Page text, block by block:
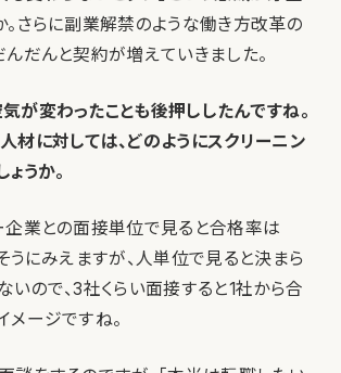
。さらに副業解禁のような働き方改革の
んだんと契約が増えていきました。
変わったことも後押ししたんですね。
材に対しては、どのようにスクリーニン
うか。
企業との面接単位で見ると合格率は
うにみえますが、人単位で見ると決まら
いので、3社くらい面接すると1社から合
メージですね。